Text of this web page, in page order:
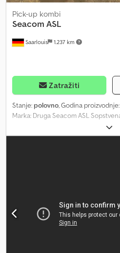
Saarlouis 1.237 km
Pick-up kombi
Seacom ASL
Zatražiti
Stanje: polovno, Godina proizvodnje:
Marka: Druga Seacom ASL
Usfx Aiaer Nosivost: 2.500 kg 6 km/h
Dodatne informacije = Prazna